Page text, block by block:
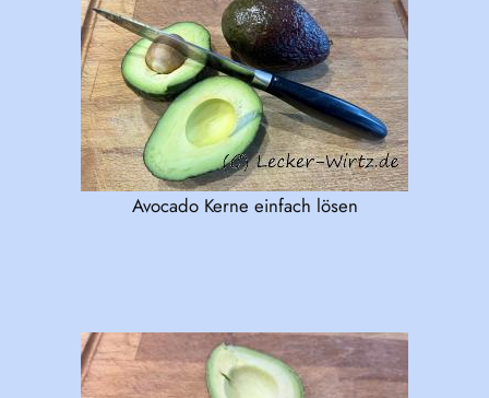
Avocado Kerne einfach lösen